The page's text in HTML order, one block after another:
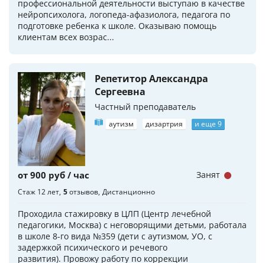
профессиональной деятельности выступаю в качестве
нейропсихолога, логопеда-афазиолога, педагога по
подготовке ребенка к школе. Оказываю помощь
клиентам всех возрас...
Репетитор Александра
Сергеевна
Частный преподаватель
аутизм дизартрия и еще 9
от 900 руб / час
Стаж 12 лет 5отзывов Дистанционно
Проходила стажировку в ЦЛП (Центр лечебной
педагогики, Москва) с неговорящими детьми, работала
в школе 8-го вида №359 (дети с аутизмом, УО, с
задержкой психического и речевого
развития). Провожу работу по коррекции
Занят